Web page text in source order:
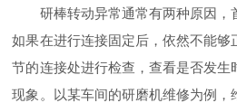
研棒转动异常通常有两种原因，
如果在进行连接固定后，依然不能够
节的连接处进行检查，查看是否发生
现象。以某车间的研磨机维修为例，